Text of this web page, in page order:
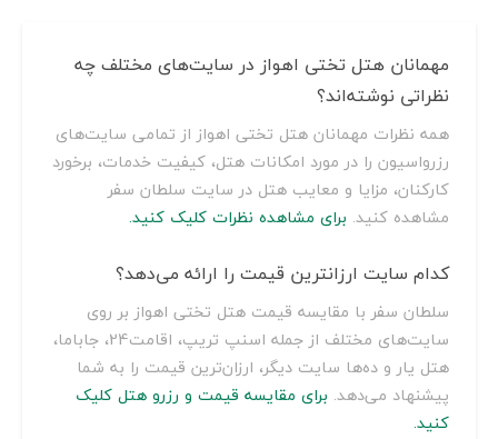
مهمانان هتل تختی اهواز در سایت‌های مختلف چه
نظراتی نوشته‌اند؟
همه نظرات مهمانان هتل تختی اهواز از تمامی سایت‌های
رزرواسیون را در مورد امکانات هتل، کیفیت خدمات، برخورد
کارکنان، مزایا و معایب هتل در سایت سلطان سفر
مشاهده کنید. برای مشاهده نظرات کلیک کنید.
کدام سایت ارزانترین قیمت را ارائه می‌دهد؟
سلطان سفر با مقایسه قیمت هتل تختی اهواز بر روی
سایت‌های مختلف از جمله اسنپ تریپ، اقامت24، جاباما،
هتل یار و ده‌ها سایت دیگر، ارزان‌ترین قیمت را به شما
پیشنهاد می‌دهد. برای مقایسه قیمت و رزرو هتل کلیک
کنید.